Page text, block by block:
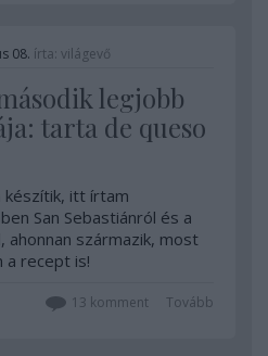
08. írta: világevő
legjobb
tarta de queso
készítik, itt írtam
San Sebastiánról és a
ahonnan származik, most
a recept is!
Tovább
13 komment